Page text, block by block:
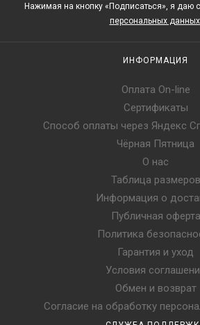
Нажимая на кнопку «Подписаться», я даю
персональных данных.
ИНФОРМАЦИЯ
Оплата On-line
Сертификаты
Способ оплаты через Яндекс
Чёрная Пятница
О нас
Таблица размеров
Информация о
Публичная оферта
Политика
Гарантия и уход
Условия
Обмен и возврат
Согласие на обработку